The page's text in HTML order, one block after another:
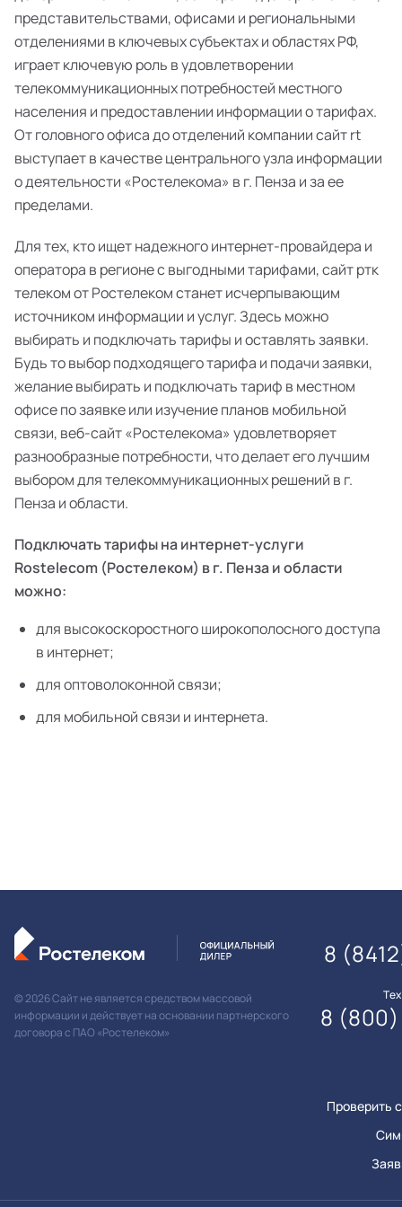
представительствами, офисами и региональными
отделениями в ключевых субъектах и областях РФ,
играет ключевую роль в удовлетворении
телекоммуникационных потребностей местного
населения и предоставлении информации о тарифах.
От головного офиса до отделений компании сайт rt
выступает в качестве центрального узла информации
о деятельности «Ростелекома» в г. Пенза и за ее
пределами.
Для тех, кто ищет надежного интернет-провайдера и
оператора в регионе с выгодными тарифами, сайт ртк
телеком от Ростелеком станет исчерпывающим
источником информации и услуг. Здесь можно
выбирать и подключать тарифы и оставлять заявки.
Будь то выбор подходящего тарифа и подачи заявки,
желание выбирать и подключать тариф в местном
офисе по заявке или изучение планов мобильной
связи, веб-сайт «Ростелекома» удовлетворяет
разнообразные потребности, что делает его лучшим
выбором для телекоммуникационных решений в г.
Пенза и области.
Подключать тарифы на интернет-услуги
Rostelecom (Ростелеком) в г. Пенза и области
можно:
для высокоскоростного широкополосного доступа
в интернет;
для оптоволоконной связи;
для мобильной связи и интернета.
© 2026 Сайт не является средством массовой
информации и действует на основании партнерского
договора с ПАО «Ростелеком»
Проверить
8
8